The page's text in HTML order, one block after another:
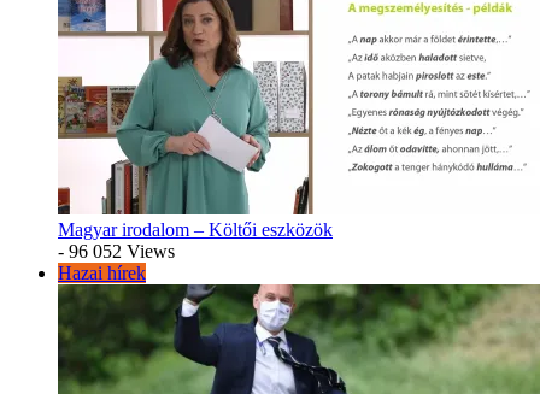
Magyar irodalom – Költői eszközök
- 96 052 Views
Hazai hírek